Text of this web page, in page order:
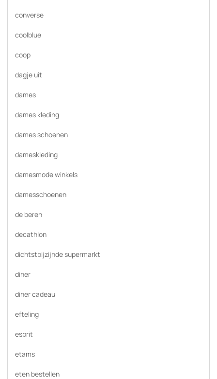
converse
coolblue
coop
dagje uit
dames
dames kleding
dames schoenen
dameskleding
damesmode winkels
damesschoenen
de beren
decathlon
dichtstbijzijnde supermarkt
diner
diner cadeau
efteling
esprit
etams
eten bestellen